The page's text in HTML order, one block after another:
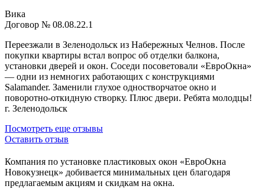
Вика
Договор № 08.08.22.1
Переезжали в Зеленодольск из Набережных Челнов. После
покупки квартиры встал вопрос об отделки балкона,
установки дверей и окон. Соседи посоветовали «ЕвроОкна»
— одни из немногих работающих с конструкциями
Salamander. Заменили глухое одностворчатое окно и
поворотно-откидную створку. Плюс двери. Ребята молодцы!
г. Зеленодольск
Посмотреть еще отзывы
Оставить отзыв
Компания по установке пластиковых окон «ЕвроОкна
Новокузнецк» добивается минимальных цен благодаря
предлагаемым акциям и скидкам на окна.